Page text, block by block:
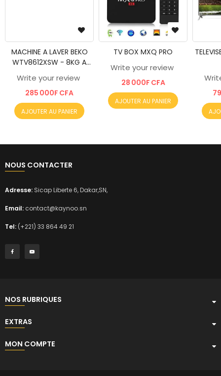
MACHINE A LAVER BEKO
WTV8612XSW - 8KG A
Write your review
285 000F CFA
AJOUTER AU PANIER
TV BOX MXQ PRO
Write your review
28 000F CFA
AJOUTER AU PANIER
NOUS CONTACTER
Adresse: Sicap Liberte 6, Dakar,SN,
Email: contact@kaynoo.sn
Tel: (+221) 33 864 49 21
NOS RUBRIQUES
EXTRAS
MON COMPTE